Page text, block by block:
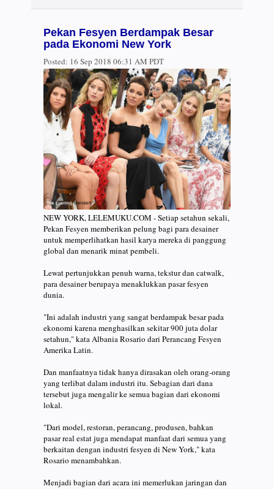
Pekan Fesyen Berdampak Besar
pada Ekonomi New York
Posted: 16 Sep 2018 06:31 AM PDT
NEW YORK, LELEMUKU.COM - Setiap setahun sekali,
Pekan Fesyen memberikan pelung bagi para desainer
untuk memperlihatkan hasil karya mereka di panggung
global dan menarik minat pembeli.
Lewat pertunjukkan penuh warna, tekstur dan catwalk,
para desainer berupaya menaklukkan pasar fesyen
dunia.
"Ini adalah industri yang sangat berdampak besar pada
ekonomi karena menghasilkan sekitar 900 juta dolar
setahun," kata Albania Rosario dari Perancang Fesyen
Amerika Latin.
Dan manfaatnya tidak hanya dirasakan oleh orang-orang
yang terlibat dalam industri itu. Sebagian dari dana
tersebut juga mengalir ke semua bagian dari ekonomi
lokal.
"Dari model, restoran, perancang, produsen, bahkan
pasar real estat juga mendapat manfaat dari semua yang
berkaitan dengan industri fesyen di New York," kata
Rosario menambahkan.
Menjadi bagian dari acara ini memerlukan jaringan dan